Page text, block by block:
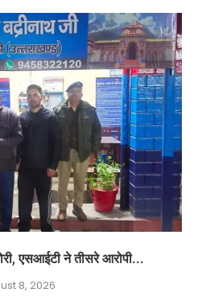
एसआईटी ने तीसरे आरोपी...
8, 2026